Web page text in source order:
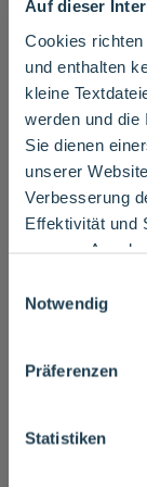
Auf dieser
Cookies
und enthalten
kleine
werden und die
Sie dienen
unserer
Verbesserung
Effektivität und
unseres
Notwendig
Präferenzen
Statistiken
anderer
mitzuteilen.
Bitte
11.06.2010
Die